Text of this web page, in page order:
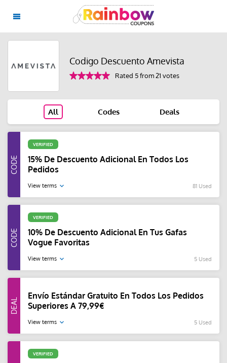
Codigo Descuento Amevista
Rated 5 from 21 votes
All Codes Deals
VERIFIED
15% De Descuento Adicional En Todos Los
Pedidos
View terms 81 Used
VERIFIED
10% De Descuento Adicional En Tus Gafas
Vogue Favoritas
View terms 5 Used
Envío Estándar Gratuito En Todos Los Pedidos
Superiores A 79,99€
View terms 5 Used
VERIFIED